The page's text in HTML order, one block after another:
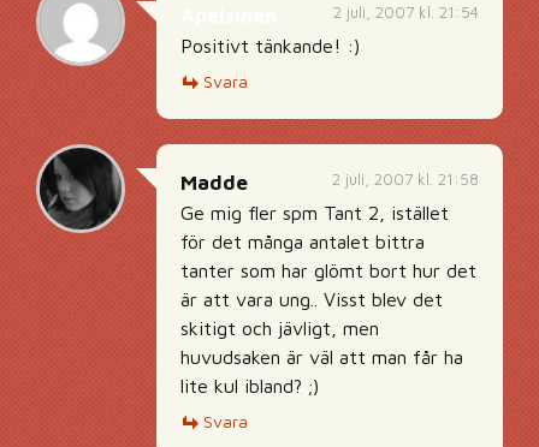
2 juli, 2007 kl. 21:54
Positivt tänkande! :)
Svara
2 juli, 2007 kl. 21:58
Madde
Ge mig fler spm Tant 2, istället
för det många antalet bittra
tanter som har glömt bort hur det
är att vara ung.. Visst blev det
skitigt och jävligt, men
huvudsaken är väl att man får ha
lite kul ibland? ;)
Svara